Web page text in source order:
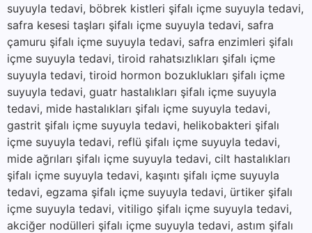
suyuyla tedavi, böbrek kistleri şifalı içme suyuyla tedavi,
safra kesesi taşları şifalı içme suyuyla tedavi, safra
çamuru şifalı içme suyuyla tedavi, safra enzimleri şifalı
içme suyuyla tedavi, tiroid rahatsızlıkları şifalı içme
suyuyla tedavi, tiroid hormon bozuklukları şifalı içme
suyuyla tedavi, guatr hastalıkları şifalı içme suyuyla
tedavi, mide hastalıkları şifalı içme suyuyla tedavi,
gastrit şifalı içme suyuyla tedavi, helikobakteri şifalı
içme suyuyla tedavi, reflü şifalı içme suyuyla tedavi,
mide ağrıları şifalı içme suyuyla tedavi, cilt hastalıkları
şifalı içme suyuyla tedavi, kaşıntı şifalı içme suyuyla
tedavi, egzama şifalı içme suyuyla tedavi, ürtiker şifalı
içme suyuyla tedavi, vitiligo şifalı içme suyuyla tedavi,
akciğer nodülleri şifalı içme suyuyla tedavi, astım şifalı